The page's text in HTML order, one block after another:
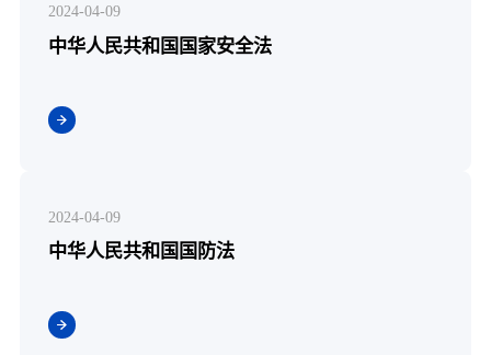
2024-04-09
中华人民共和国国家安全法
2024-04-09
中华人民共和国国防法